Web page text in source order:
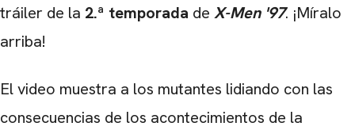
tráiler de la 2.ª temporada de X-Men '97. ¡Míralo
arriba!
El video muestra a los mutantes lidiando con las
consecuencias de los acontecimientos de la